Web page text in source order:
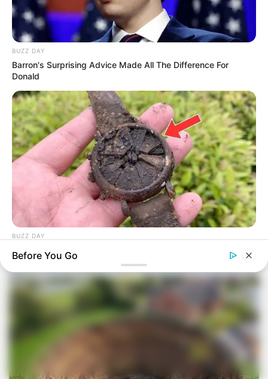
BUZZ DAY
Barron's Surprising Advice Made All The Difference For
Donald
BUZZ DAY
He Digs Up An Old Watch In His Garden And Finds Himself In
Deep Trouble
Before You Go